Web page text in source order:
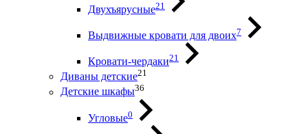
Двухъярусные21
Выдвижные кровати для двоих7
Кровати-чердаки21
Диваны детские21
Детские шкафы36
Угловые0